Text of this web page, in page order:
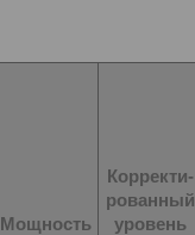
Мощность
Корректи-
рованный
уровень